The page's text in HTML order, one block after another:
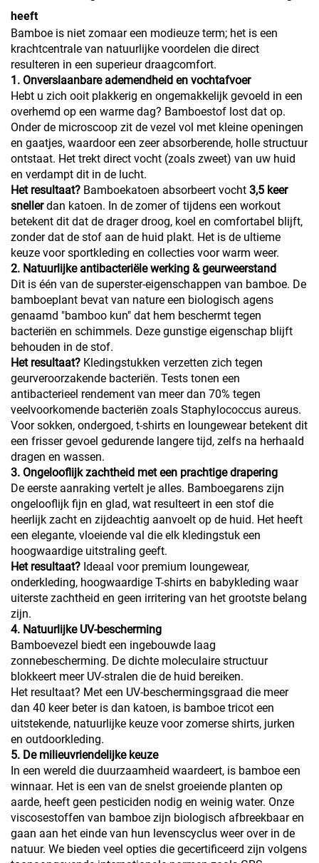
heeft
Bamboe is niet zomaar een modieuze term; het is een
krachtcentrale van natuurlijke voordelen die direct
resulteren in een superieur draagcomfort.
1. Onverslaanbare ademendheid en vochtafvoer
Hebt u zich ooit plakkerig en ongemakkelijk gevoeld in een
overhemd op een warme dag? Bamboestof lost dat op.
Onder de microscoop zit de vezel vol met kleine openingen
en gaatjes, waardoor een zeer absorberende, holle structuur
ontstaat. Het trekt direct vocht (zoals zweet) van uw huid
en verdampt dit in de lucht.
Het resultaat? Bamboekatoen absorbeert vocht 3,5 keer
snellerdan katoen. In de zomer of tijdens een workout
betekent dit dat de drager droog, koel en comfortabel blijft,
zonder dat de stof aan de huid plakt. Het is de ultieme
keuze voor sportkleding en collecties voor warm weer.
2. Natuurlijke antibacteriële werking & geurweerstand
Dit is één van de superster-eigenschappen van bamboe. De
bamboeplant bevat van nature een biologisch agens
genaamd "bamboo kun" dat hem beschermt tegen
bacteriën en schimmels. Deze gunstige eigenschap blijft
behouden in de stof.
Het resultaat? Kledingstukken verzetten zich tegen
geurveroorzakende bacteriën. Tests tonen een
antibacterieel rendement van meer dan 70% tegen
veelvoorkomende bacteriën zoals Staphylococcus aureus.
Voor sokken, ondergoed, t-shirts en loungewear betekent dit
een frisser gevoel gedurende langere tijd, zelfs na herhaald
dragen en wassen.
3. Ongelooflijk zachtheid met een prachtige drapering
De eerste aanraking vertelt je alles. Bamboegarens zijn
ongelooflijk fijn en glad, wat resulteert in een stof die
heerlijk zacht en zijdeachtig aanvoelt op de huid. Het heeft
een elegante, vloeiende val die elk kledingstuk een
hoogwaardige uitstraling geeft.
Het resultaat? Ideaal voor premium loungewear,
onderkleding, hoogwaardige T-shirts en babykleding waar
uiterste zachtheid en geen irritering van het grootste belang
zijn.
4. Natuurlijke UV-bescherming
Bamboevezel biedt een ingebouwde laag
zonnebescherming. De dichte moleculaire structuur
blokkeert meer UV-stralen die de huid bereiken.
Het resultaat? Met een UV-beschermingsgraad die meer
dan 40 keer beter is dan katoen, is bamboe tricot een
uitstekende, natuurlijke keuze voor zomerse shirts, jurken
en outdoorkleding.
5. De milieuvriendelijke keuze
In een wereld die duurzaamheid waardeert, is bamboe een
winnaar. Het is een van de snelst groeiende planten op
aarde, heeft geen pesticiden nodig en weinig water. Onze
viscosestoffen van bamboe zijn biologisch afbreekbaar en
gaan aan het einde van hun levenscyclus weer over in de
natuur. We bieden veel opties die gecertificeerd zijn volgens